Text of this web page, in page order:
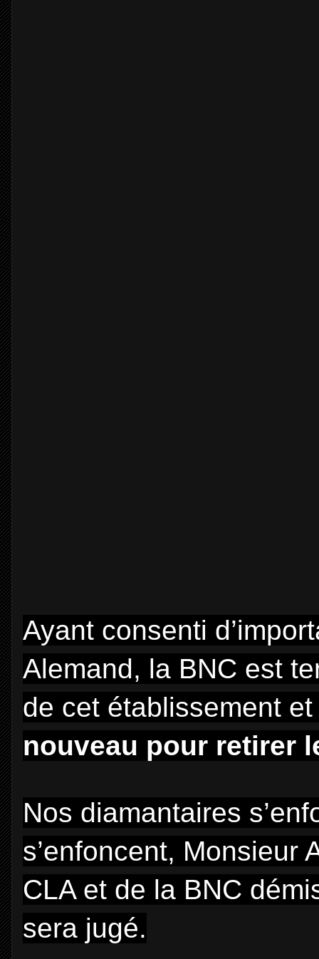
Ayant consenti
Alemand, la BNC est
de cet établissement
nouveau pour retirer
Nos diamantaires
s’enfoncent, Monsieur
CLA et de la BNC
sera jugé.